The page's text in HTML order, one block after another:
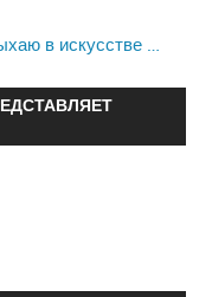
в искусстве …